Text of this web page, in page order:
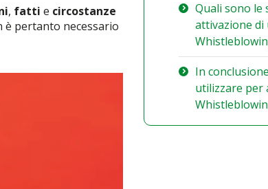
, fatti e circostanze
è pertanto necessario
Quali sono le
attivazione di
In
utilizzare per